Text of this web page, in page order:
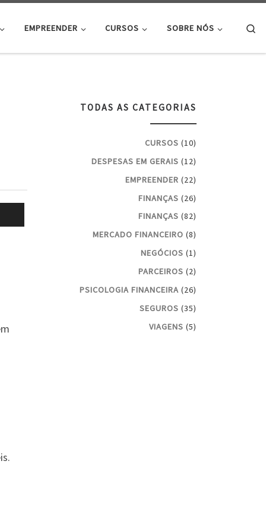
EMPREENDER CURSOS SOBRE NÓS
TODAS AS CATEGORIAS
CURSOS (10)
DESPESAS EM GERAIS (12)
EMPREENDER (22)
FINANÇAS (26)
FINANÇAS (82)
MERCADO FINANCEIRO (8)
NEGÓCIOS (1)
PARCEIROS (2)
PSICOLOGIA FINANCEIRA (26)
SEGUROS (35)
VIAGENS (5)